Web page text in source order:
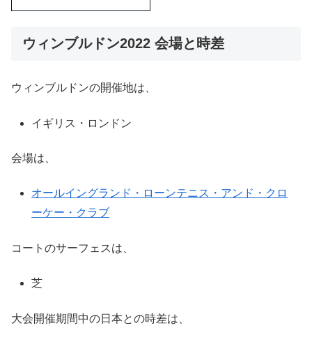
ウィンブルドン2022 会場と時差
ウィンブルドンの開催地は、
イギリス・ロンドン
会場は、
オールイングランド・ローンテニス・アンド・クロ
ーケー・クラブ
コートのサーフェスは、
芝
大会開催期間中の日本との時差は、